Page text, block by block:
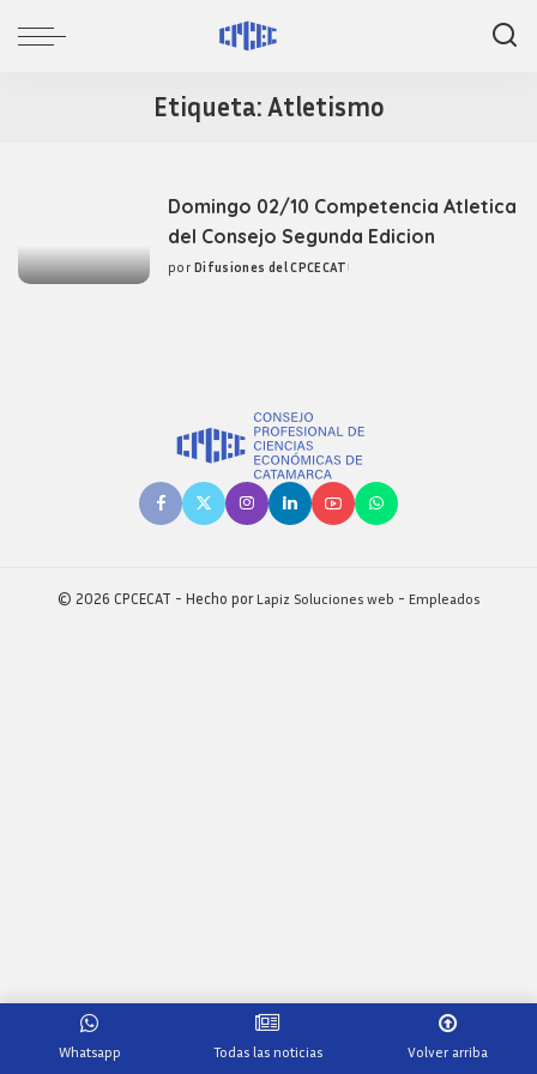
Etiqueta: Atletismo
Domingo 02/10 Competencia Atletica
del Consejo Segunda Edicion
Posted
por Difusiones del CPCECAT
© 2026 CPCECAT - Hecho por Lapiz Soluciones web - Empleados
Whatsapp Todas las noticias Volver arriba